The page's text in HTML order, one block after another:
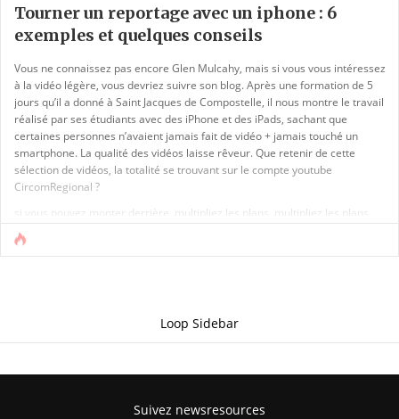
Tourner un reportage avec un iphone : 6
exemples et quelques conseils
Vous ne connaissez pas encore Glen Mulcahy, mais si vous vous intéressez
à la vidéo légère, vous devriez suivre son blog. Après une formation de 5
jours qu’il a donné à Saint Jacques de Compostelle, il nous montre le travail
réalisé par ses étudiants avec des iPhone et des iPads, sachant que
certaines personnes n’avaient jamais fait de vidéo + jamais touché un
smartphone. La qualité des vidéos laisse rêveur. Que retenir de cette
sélection de vidéos, la totalité se trouvant sur le compte youtube
CircomRegional ?
si vous pouvez monter derrière, multipliez les plans, multipliez les plans,
multipliez les plans. Mais une règle : ne bougez pas le téléphone – cf la [...]
Loop Sidebar
Suivez newsresources